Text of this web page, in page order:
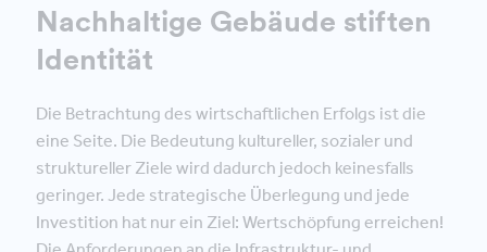
Nachhaltige Gebäude stiften
Identität
Die Betrachtung des wirtschaftlichen Erfolgs ist die
eine Seite. Die Bedeutung kultureller, sozialer und
struktureller Ziele wird dadurch jedoch keinesfalls
geringer. Jede strategische Überlegung und jede
Investition hat nur ein Ziel: Wertschöpfung erreichen!